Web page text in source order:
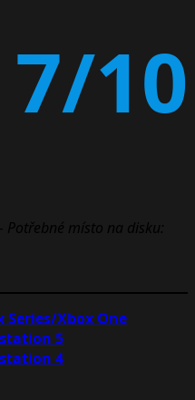
7/10
Potřebné místo na disku:
Xbox One
5
4